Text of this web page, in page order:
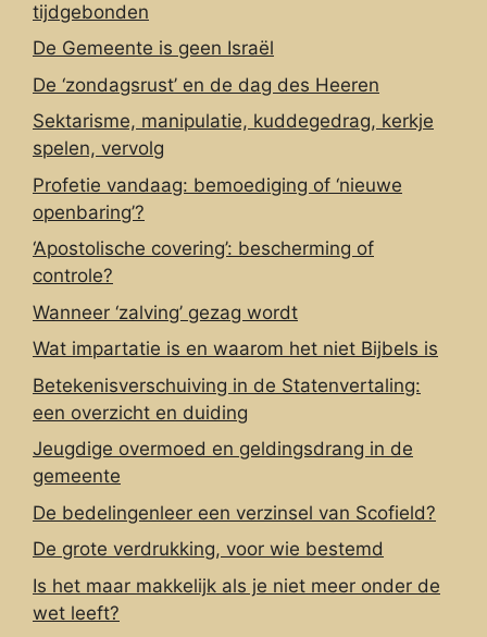
tijdgebonden
De Gemeente is geen Israël
De ‘zondagsrust’ en de dag des Heeren
Sektarisme, manipulatie, kuddegedrag, kerkje
spelen, vervolg
Profetie vandaag: bemoediging of ‘nieuwe
openbaring’?
‘Apostolische covering’: bescherming of
controle?
Wanneer ‘zalving’ gezag wordt
Wat impartatie is en waarom het niet Bijbels is
Betekenisverschuiving in de Statenvertaling:
een overzicht en duiding
Jeugdige overmoed en geldingsdrang in de
gemeente
De bedelingenleer een verzinsel van Scofield?
De grote verdrukking, voor wie bestemd
Is het maar makkelijk als je niet meer onder de
wet leeft?